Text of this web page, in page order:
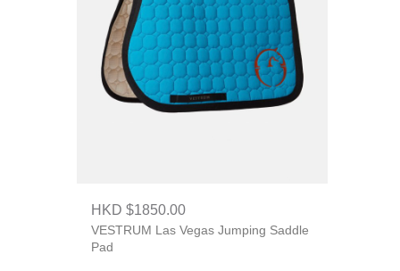
HKD $1850.00
VESTRUM Las Vegas Jumping Saddle
Pad